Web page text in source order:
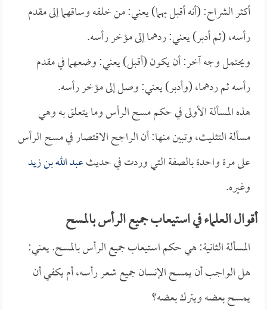
أكثر الشراح: (أنه أقبل بهما) يعني: من خلفه وساقهما إلى مقدم
رأسه، (ثم أدبر) يعني: ردهما إلى مؤخر رأسه.
ويحتمل وجه آخر: أن يكون (أقبل) يعني: وضعهما في مقدم
رأسه ثم ردهما، (وأدبر) يعني: وصل إلى مؤخر رأسه.
هذه المسألة الأولى في حكم مسح الرأس وما يتعلق به وهي
مسألة التثليث، وتبين منها: أن الراجح الاقتصار في مسح الرأس
على مرة واحدة بالصفة التي وردت في حديثعبد الله بن زيد
وغيره.
أقوال العلماء في استيعاب جميع الرأس بالمسح
المسألة الثانية: هي حكم استيعاب جميع الرأس بالمسح. يعني:
هل الواجب أن يمسح الإنسان جميع شعر رأسه، أم يكفي أن
يمسح بعضه ويترك بعضه؟